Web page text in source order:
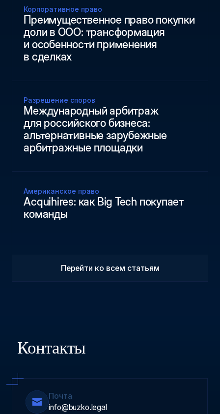
Корпоративное право
Преимущественное право покупки
доли в ООО: трансформация
и особенности применения
в сделках
Разрешение споров
Международный арбитраж
для российского бизнеса:
альтернативные зарубежные
арбитражные площадки
Американское право
Acquihires: как Big Tech покупает
команды
Перейти ко всем статьям
Контакты
Почта
info@buzko.legal